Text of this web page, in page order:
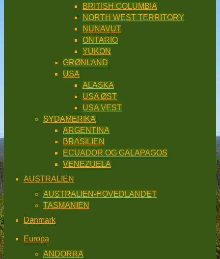
BRITISH COLUMBIA
NORTH WEST TERRITORY
NUNAVUT
ONTARIO
YUKON
GRØNLAND
USA
ALASKA
USA ØST
USA VEST
SYDAMERIKA
ARGENTINA
BRASILIEN
ECUADOR OG GALAPAGOS
VENEZUELA
AUSTRALIEN
AUSTRALIEN-HOVEDLANDET
TASMANIEN
Danmark
Europa
ANDORRA